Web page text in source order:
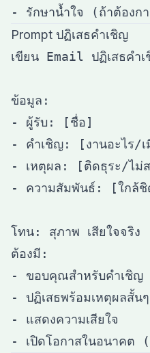
Prompt ปฏิเสธคำเชิญ
เขียน Email ปฏิเสธคำเ
ข้อมูล:
- ผู้รับ: [ชื่อ]
- คำเชิญ: [งานอะไร/เ
- เหตุผล: [ติดธุระ/ไม่
- ความสัมพันธ์: [ใกล้ชิ
โทน: สุภาพ เสียใจจริง
ต้องมี:
- ขอบคุณสำหรับคำเชิญ
- ปฏิเสธพร้อมเหตุผลสั้นๆ
- แสดงความเสียใจ